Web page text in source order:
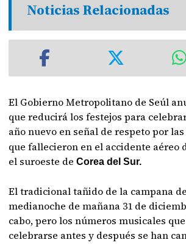
Noticias Relacionadas
El Gobierno Metropolitano de Seúl
que reducirá los festejos para
año nuevo en señal de respeto por las
que fallecieron en el accidente aéreo
el suroeste deCorea del Sur.
El tradicional tañido de la campana
medianoche de mañana 31 de
cabo, pero los números musicales
celebrarse antes y después se han